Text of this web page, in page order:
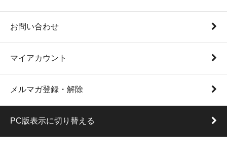
お問い合わせ
マイアカウント
メルマガ登録・解除
PC版表示に切り替える